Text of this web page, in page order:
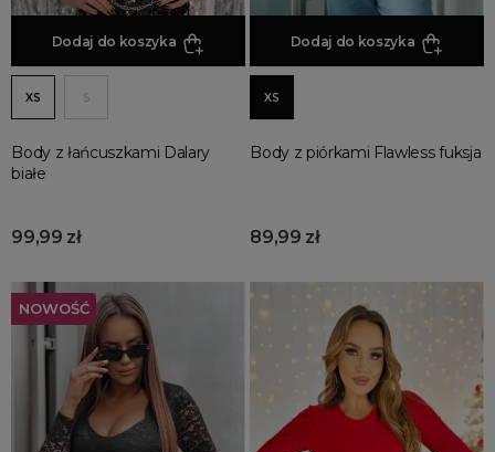
Dodaj do koszyka
XS S
Body z łańcuszkami Dalary
białe
99,99 zł
Dodaj do koszyka
XS
Body z piórkami Flawless fuksja
89,99 zł
NOWOŚĆ